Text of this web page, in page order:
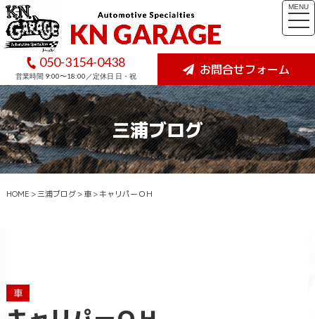
050-3154-0438
営業時間 9:00〜18:00／定休日 日・祝 お問合せフォーム
MENU
三浦ブログ
HOME >三浦ブログ>車>キャリパーＯＨ
車